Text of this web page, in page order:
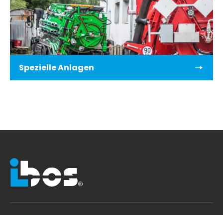
Spezielle Anlagen